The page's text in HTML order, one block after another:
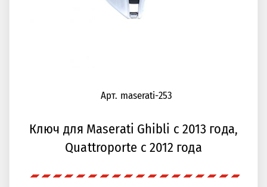
Арт. maserati-253
Ключ для Maserati Ghibli с 2013 года,
Quattroporte с 2012 года